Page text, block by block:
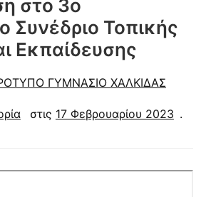
στο 3ο
Συνέδριο Τοπικής
Εκπαίδευσης
ΓΥΜΝΑΣΙΟ ΧΑΛΚΙΔΑΣ
στις 17 Φεβρουαρίου 2023 .